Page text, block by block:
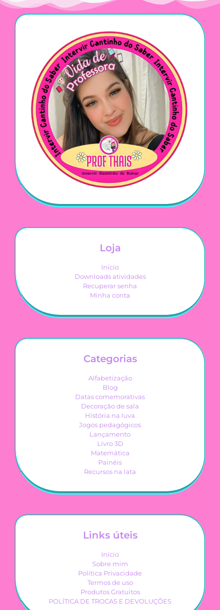
Loja
Início
Downloads atividades
Recuperar senha
Minha conta
Categorias
Alfabetização
Blog
Datas comemorativas
Decoração de sala
História na luva
Jogos pedagógicos
Lançamento
Livro 3D
Matemática
Painéis
Recursos na lata
Links úteis
Início
Sobre mim
Política Privacidade
Termos de uso
Produtos Gratuitos
POLÍTICA DE TROCAS E DEVOLUÇÕES